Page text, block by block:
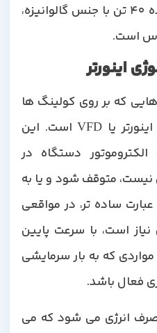
باشید قیمت برج خنک کننده 40 تن با جنس گالوانیزه،
که بر روی کولینگ ها
تعبیه می شود، تکنولوژی اینورتر یا VFD است. این
دستگاه در
متوقف شود و یا به
ساده تر، در مواقعی
است، با سرعت پایین
که به بار سرمایشی
باشد.
انرژی می شود که می